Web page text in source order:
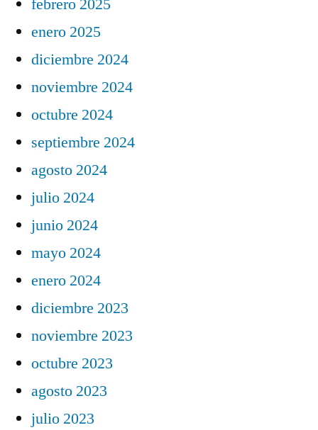
febrero 2025
enero 2025
diciembre 2024
noviembre 2024
octubre 2024
septiembre 2024
agosto 2024
julio 2024
junio 2024
mayo 2024
enero 2024
diciembre 2023
noviembre 2023
octubre 2023
agosto 2023
julio 2023